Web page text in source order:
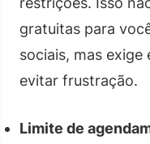
gratuitas para
sociais, mas
evitar frustração.
Limite de